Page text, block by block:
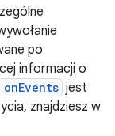
po
informacji o
jest
znajdziesz w